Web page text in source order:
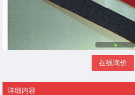
在线询价
详细内容